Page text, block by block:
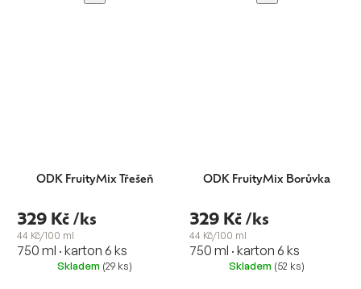
ODK FruityMix Třešeň
329 Kč /ks
44 Kč/100 ml
750 ml · karton 6 ks
Skladem (29 ks)
ODK FruityMix Borůvka
329 Kč /ks
44 Kč/100 ml
750 ml · karton 6 ks
Skladem (52 ks)